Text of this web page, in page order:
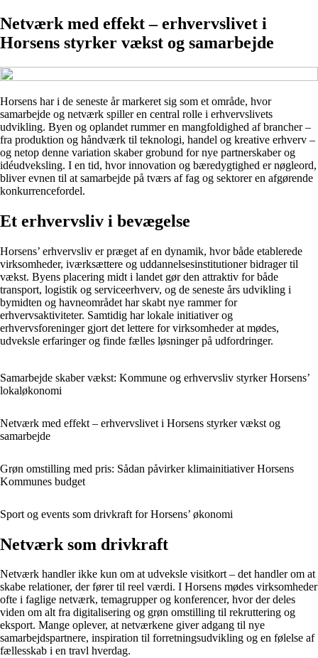
Netværk med effekt – erhvervslivet i
Horsens styrker vækst og samarbejde
Horsens har i de seneste år markeret sig som et område, hvor
samarbejde og netværk spiller en central rolle i erhvervslivets
udvikling. Byen og oplandet rummer en mangfoldighed af brancher –
fra produktion og håndværk til teknologi, handel og kreative erhverv –
og netop denne variation skaber grobund for nye partnerskaber og
idéudveksling. I en tid, hvor innovation og bæredygtighed er nøgleord,
bliver evnen til at samarbejde på tværs af fag og sektorer en afgørende
konkurrencefordel.
Et erhvervsliv i bevægelse
Horsens’ erhvervsliv er præget af en dynamik, hvor både etablerede
virksomheder, iværksættere og uddannelsesinstitutioner bidrager til
vækst. Byens placering midt i landet gør den attraktiv for både
transport, logistik og serviceerhverv, og de seneste års udvikling i
bymidten og havneområdet har skabt nye rammer for
erhvervsaktiviteter. Samtidig har lokale initiativer og
erhvervsforeninger gjort det lettere for virksomheder at mødes,
udveksle erfaringer og finde fælles løsninger på udfordringer.
Samarbejde skaber vækst: Kommune og erhvervsliv styrker Horsens’
lokaløkonomi
Netværk med effekt – erhvervslivet i Horsens styrker vækst og
samarbejde
Grøn omstilling med pris: Sådan påvirker klimainitiativer Horsens
Kommunes budget
Sport og events som drivkraft for Horsens’ økonomi
Netværk som drivkraft
Netværk handler ikke kun om at udveksle visitkort – det handler om at
skabe relationer, der fører til reel værdi. I Horsens mødes virksomheder
ofte i faglige netværk, temagrupper og konferencer, hvor der deles
viden om alt fra digitalisering og grøn omstilling til rekruttering og
eksport. Mange oplever, at netværkene giver adgang til nye
samarbejdspartnere, inspiration til forretningsudvikling og en følelse af
fællesskab i en travl hverdag.